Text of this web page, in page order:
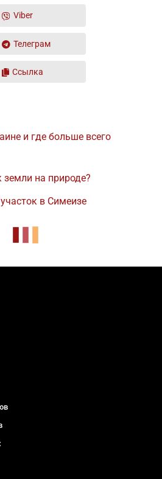
Viber
Телеграм
Ссылка
и где больше всего
на природе?
в Симеизе